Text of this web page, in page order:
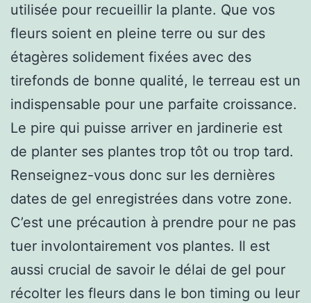
utilisée pour recueillir la plante. Que vos
fleurs soient en pleine terre ou sur des
étagères solidement fixées avec des
tirefonds de bonne qualité, le terreau est un
indispensable pour une parfaite croissance.
Le pire qui puisse arriver en jardinerie est
de planter ses plantes trop tôt ou trop tard.
Renseignez-vous donc sur les dernières
dates de gel enregistrées dans votre zone.
C’est une précaution à prendre pour ne pas
tuer involontairement vos plantes. Il est
aussi crucial de savoir le délai de gel pour
récolter les fleurs dans le bon timing ou leur